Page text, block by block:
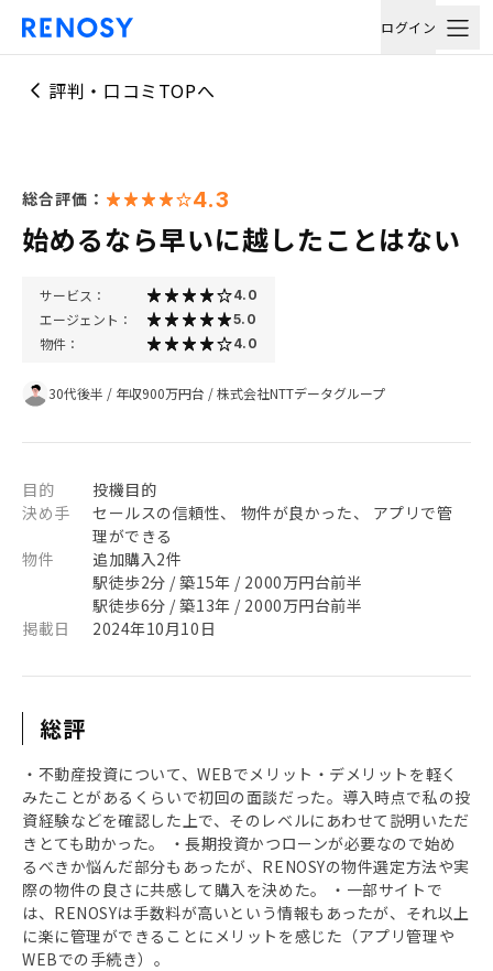
ログイン
評判・口コミTOPへ
総合評価： 4.3
始めるなら早いに越したことはない
サービス： 4.0
エージェント： 5.0
物件： 4.0
30代後半 / 年収900万円台 /株式会社NTTデータグループ
目的
投機目的
決め手
セールスの信頼性、 物件が良かった、 アプリで管
理ができる
物件
追加購入2件
駅徒歩2分 / 築15年 / 2000万円台前半
駅徒歩6分 / 築13年 / 2000万円台前半
掲載日
2024年10月10日
総評
・不動産投資について、WEBでメリット・デメリットを軽く
みたことがあるくらいで初回の面談だった。導入時点で私の投
資経験などを確認した上で、そのレベルにあわせて説明いただ
きとても助かった。 ・長期投資かつローンが必要なので始め
るべきか悩んだ部分もあったが、RENOSYの物件選定方法や実
際の物件の良さに共感して購入を決めた。 ・一部サイトで
は、RENOSYは手数料が高いという情報もあったが、それ以上
に楽に管理ができることにメリットを感じた（アプリ管理や
WEBでの手続き）。